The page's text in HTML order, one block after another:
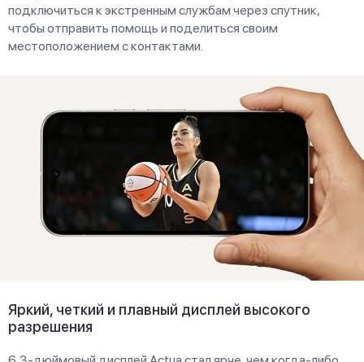
подключиться к экстренным службам через спутник,
чтобы отправить помощь и поделиться своим
местоположением с контактами.
Яркий, четкий и плавный дисплей высокого
разрешения